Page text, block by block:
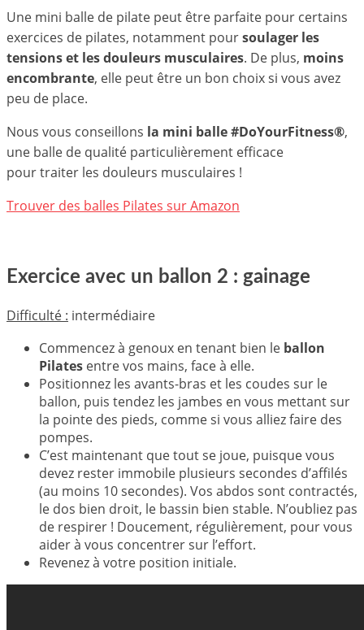
Une mini balle de pilate peut être parfaite pour certains
exercices de pilates, notamment poursoulager les
tensions et les douleurs musculaires. De plus, moins
encombrante, elle peut être un bon choix si vous avez
peu de place.
Nous vous conseillons la mini balle#DoYourFitness®,
une balle de qualité particulièrement efficace
pour traiter les douleurs musculaires !
Trouver des balles Pilates sur Amazon
Exercice avec un ballon 2 : gainage
Difficulté : intermédiaire
Commencez à genoux en tenant bien le ballon
Pilates entre vos mains, face à elle.
Positionnez les avants-bras et les coudes sur le
ballon, puis tendez les jambes en vous mettant sur
la pointe des pieds, comme si vous alliez faire des
pompes.
C’est maintenant que tout se joue, puisque vous
devez rester immobile plusieurs secondes d’affilés
(au moins 10 secondes). Vos abdos sont contractés,
le dos bien droit, le bassin bien stable. N’oubliez pas
de respirer ! Doucement, régulièrement, pour vous
aider à vous concentrer sur l’effort.
Revenez à votre position initiale.